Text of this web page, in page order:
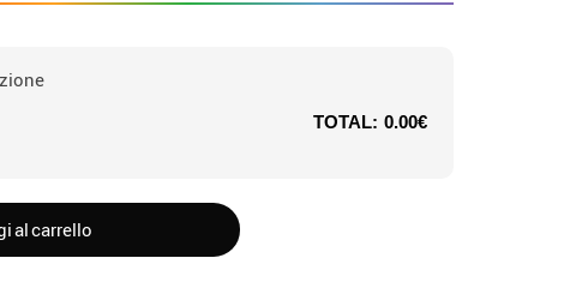
TOTAL: 0.00€
al carrello